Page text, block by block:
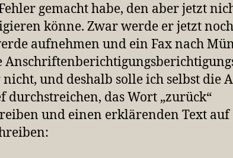
gemacht habe, den aber jetzt
könne. Zwar werde er jetzt
aufnehmen und ein Fax nach
nicht, und deshalb solle ich selbst die
durchstreichen, das Wort „zurück“
und einen erklärenden Text auf